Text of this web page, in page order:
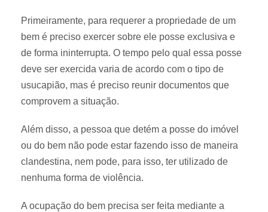
Primeiramente, para requerer a propriedade de um
bem é preciso exercer sobre ele posse exclusiva e
de forma ininterrupta. O tempo pelo qual essa posse
deve ser exercida varia de acordo com o tipo de
usucapião, mas é preciso reunir documentos que
comprovem a situação.
Além disso, a pessoa que detém a posse do imóvel
ou do bem não pode estar fazendo isso de maneira
clandestina, nem pode, para isso, ter utilizado de
nenhuma forma de violência.
A ocupação do bem precisa ser feita mediante a